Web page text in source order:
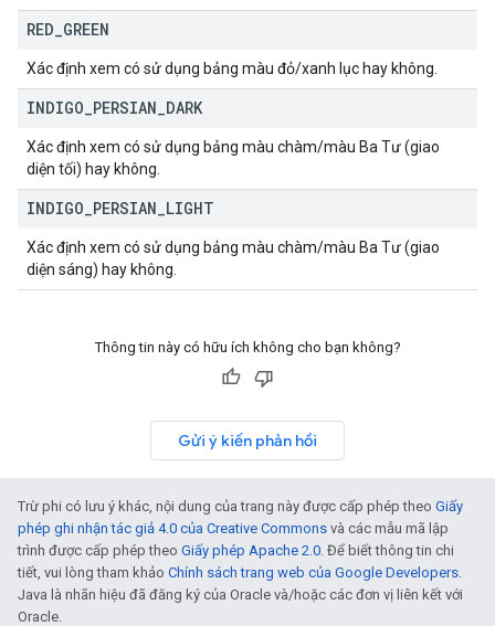
RED GREEN
Xác định xem có sử dụng bảng màu đỏ/xanh lục hay không.
INDIGO PERSIAN DARK
Xác định xem có sử dụng bảng màu chàm/màu Ba Tư (giao
diện tối) hay không.
INDIGO PERSIAN LIGHT
Xác định xem có sử dụng bảng màu chàm/màu Ba Tư (giao
diện sáng) hay không.
Thông tin này có hữu ích không cho bạn không?
Gửi ý kiến phản hồi
Trừ phi có lưu ý khác, nội dung của trang này được cấp phép theo Giấy
phép ghi nhận tác giả 4.0 của Creative Commons và các mẫu mã lập
trình được cấp phép theo Giấy phép Apache 2.0. Để biết thông tin chi
tiết, vui lòng tham khảo Chính sách trang web của Google Developers.
Java là nhãn hiệu đã đăng ký của Oracle và/hoặc các đơn vị liên kết với
Oracle.